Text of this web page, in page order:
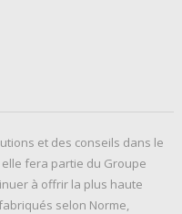
et des conseils dans le
elle fera partie du Groupe
à offrir la plus haute
selon Norme,